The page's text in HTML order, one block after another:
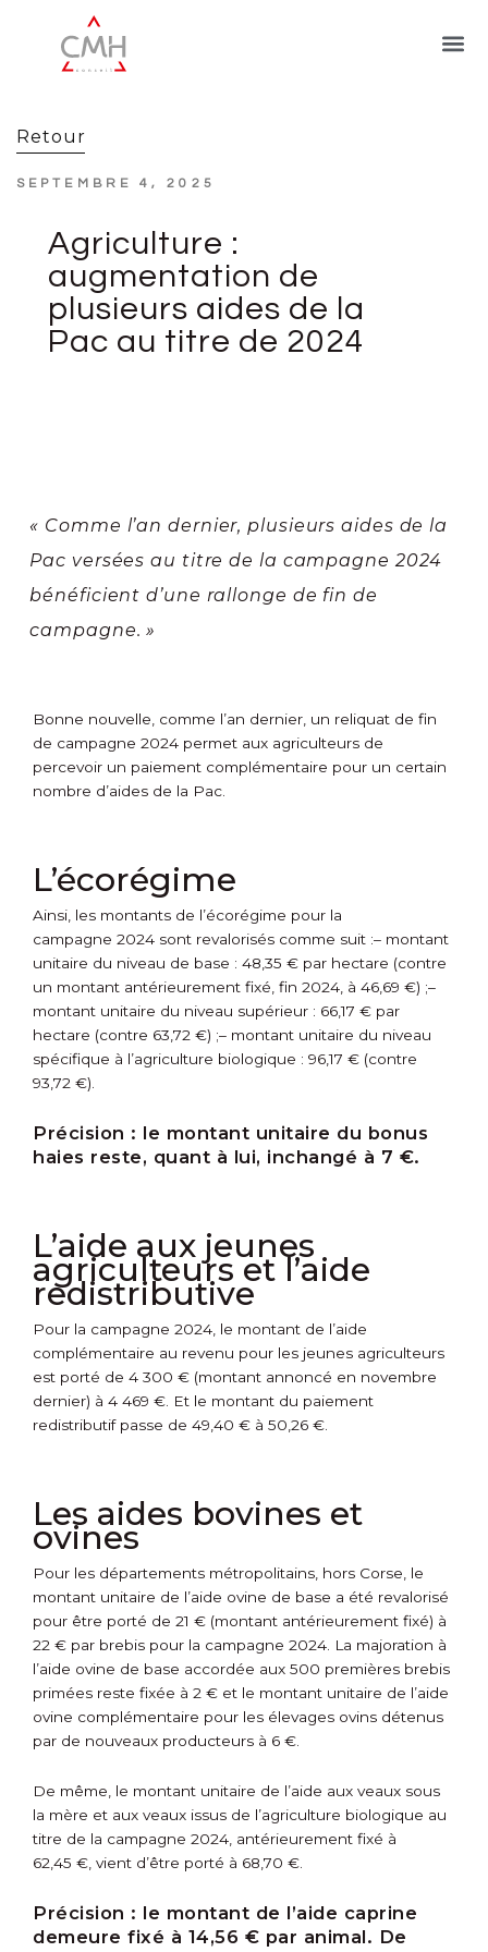
Retour
SEPTEMBRE 4, 2025
Agriculture :
augmentation de
plusieurs aides de la
Pac au titre de 2024
« Comme l’an dernier, plusieurs aides de la
Pac versées au titre de la campagne 2024
bénéficient d’une rallonge de fin de
campagne. »
Bonne nouvelle, comme l’an dernier, un reliquat de fin
de campagne 2024 permet aux agriculteurs de
percevoir un paiement complémentaire pour un certain
nombre d’aides de la Pac.
L’écorégime
Ainsi, les montants de l’écorégime pour la
campagne 2024 sont revalorisés comme suit :– montant
unitaire du niveau de base : 48,35 € par hectare (contre
un montant antérieurement fixé, fin 2024, à 46,69 €) ;–
montant unitaire du niveau supérieur : 66,17 € par
hectare (contre 63,72 €) ;– montant unitaire du niveau
spécifique à l’agriculture biologique : 96,17 € (contre
93,72 €).
Précision : le montant unitaire du bonus
haies reste, quant à lui, inchangé à 7 €.
L’aide aux jeunes
agriculteurs et l’aide
redistributive
Pour la campagne 2024, le montant de l’aide
complémentaire au revenu pour les jeunes agriculteurs
est porté de 4 300 € (montant annoncé en novembre
dernier) à 4 469 €. Et le montant du paiement
redistributif passe de 49,40 € à 50,26 €.
Les aides bovines et
ovines
Pour les départements métropolitains, hors Corse, le
montant unitaire de l’aide ovine de base a été revalorisé
pour être porté de 21 € (montant antérieurement fixé) à
22 € par brebis pour la campagne 2024. La majoration à
l’aide ovine de base accordée aux 500 premières brebis
primées reste fixée à 2 € et le montant unitaire de l’aide
ovine complémentaire pour les élevages ovins détenus
par de nouveaux producteurs à 6 €.
De même, le montant unitaire de l’aide aux veaux sous
la mère et aux veaux issus de l’agriculture biologique au
titre de la campagne 2024, antérieurement fixé à
62,45 €, vient d’être porté à 68,70 €.
Précision : le montant de l’aide caprine
demeure fixé à 14,56 € par animal. De